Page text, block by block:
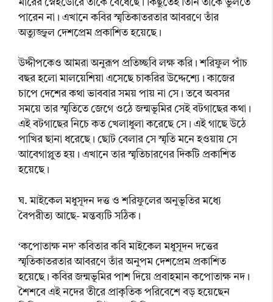
মারের স্নেহডোরে তাঁকে বেঁধেছে। কিছুতেই তিনি তাকে ভুলতে
পারেন না। এখানে কবির স্মৃতিকাতরতার আবরণে তাঁর
অত্যুজ্জ্বল দেশপ্রেম প্রকাশিত হয়েছে।
উদ্দীপকেও আমরা অনুরূপ প্রতিচ্ছবি লক্ষ করি। শরিফুল পাঁচ
বছর হলো মালয়েশিয়া এসেছে চাকরির উদ্দেশ্যে। কাজের
চাপে দেশের কথা ভাববার সময় পায় না সে। তবে অবসর
সময়ে তার স্মৃতিতে জেগে ওঠে জন্মভূমির সেই বটগাছের কথা।
এই বটগাছের নিচে কত খেলাধুলা করেছে সে। এই গাছে উঠে
পাখির ছানা ধরেছে। ছোট বেলার সে স্মৃতি মনে হওয়ায় সে
আবেগাপ্লুত হয়। এখানে তার স্মৃতিচারণের দিকটি প্রকাশিত
হয়েছে।
ঘ. মাইকেল মধুসূদন দত্ত ও শরিফুলের অনুভূতির মধ্যে
বৈপরীত্য আছে- মন্তব্যটি সঠিক।
‘কপোতাক্ষ নদ’ কবিতার কবি মাইকেল মধুসূদন দত্তের
স্মৃতিকাতরতার আবরণে তাঁর অনুপম দেশপ্রেম প্রকাশিত
হয়েছে। কবির জন্মভূমির পাশ দিয়ে প্রবাহমান কপোতাক্ষ নদ।
শৈশবে এই নদের তীরে প্রাকৃতিক পরিবেশে বড় হয়েছেন